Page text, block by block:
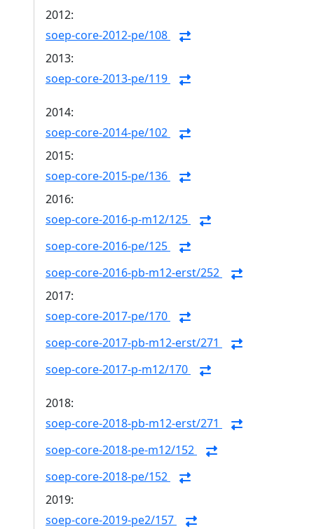
2012:
soep-core-2012-pe/108
2013:
soep-core-2013-pe/119
2014:
soep-core-2014-pe/102
2015:
soep-core-2015-pe/136
2016:
soep-core-2016-p-m12/125
soep-core-2016-pe/125
soep-core-2016-pb-m12-erst/252
2017:
soep-core-2017-pe/170
soep-core-2017-pb-m12-erst/271
soep-core-2017-p-m12/170
2018:
soep-core-2018-pb-m12-erst/271
soep-core-2018-pe-m12/152
soep-core-2018-pe/152
2019:
soep-core-2019-pe2/157